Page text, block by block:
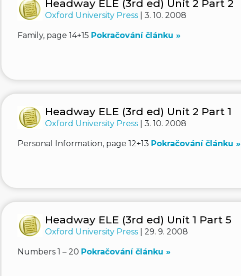
Headway ELE (3rd ed) Unit 2 Part 2
Oxford University Press | 3. 10. 2008
Family, page 14+15 Pokračování článku »
Headway ELE (3rd ed) Unit 2 Part 1
Oxford University Press | 3. 10. 2008
Personal Information, page 12+13 Pokračování článku »
Headway ELE (3rd ed) Unit 1 Part 5
Oxford University Press | 29. 9. 2008
Numbers 1 – 20 Pokračování článku »